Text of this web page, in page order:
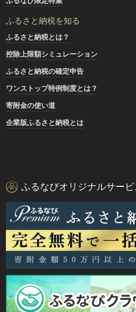
ふるさと納税を知る
ふるさと納税とは？
控除上限額シミュレーション
ふるさと納税の確定申告
ワンストップ特例制度とは？
寄附金の使い道
企業版ふるさと納税とは
ふるなびオリジナルサービ